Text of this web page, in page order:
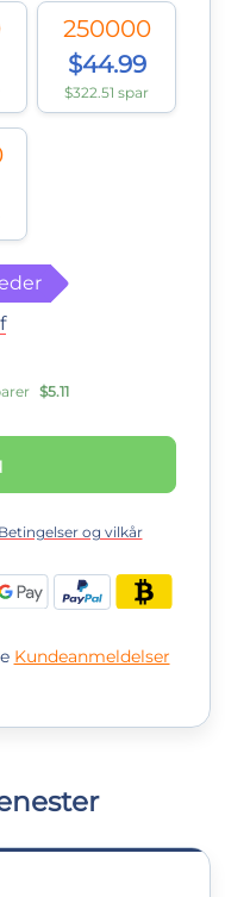
250000
$44.99
$322.51 spar
$5.11
Betingelser og vilkår
Kundeanmeldelser